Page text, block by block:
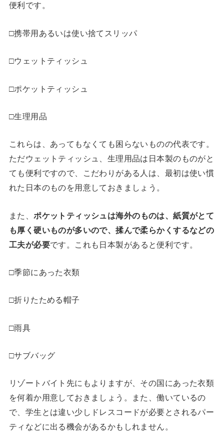
便利です。
□携帯用あるいは使い捨てスリッパ
□ウェットティッシュ
□ポケットティッシュ
□生理用品
これらは、あってもなくても困らないものの代表です。
ただウェットティッシュ、生理用品は日本製のものがと
ても便利ですので、こだわりがある人は、最初は使い慣
れた日本のものを用意しておきましょう。
また、ポケットティッシュは海外のものは、紙質がとて
も厚く硬いものが多いので、揉んで柔らかくするなどの
工夫が必要です。これも日本製があると便利です。
□季節にあった衣類
□折りたためる帽子
□雨具
□サブバッグ
リゾートバイト先にもよりますが、その国にあった衣類
を何着か用意しておきましょう。また、働いているの
で、学生とは違い少しドレスコードが必要とされるパー
ティなどに出る機会があるかもしれません。